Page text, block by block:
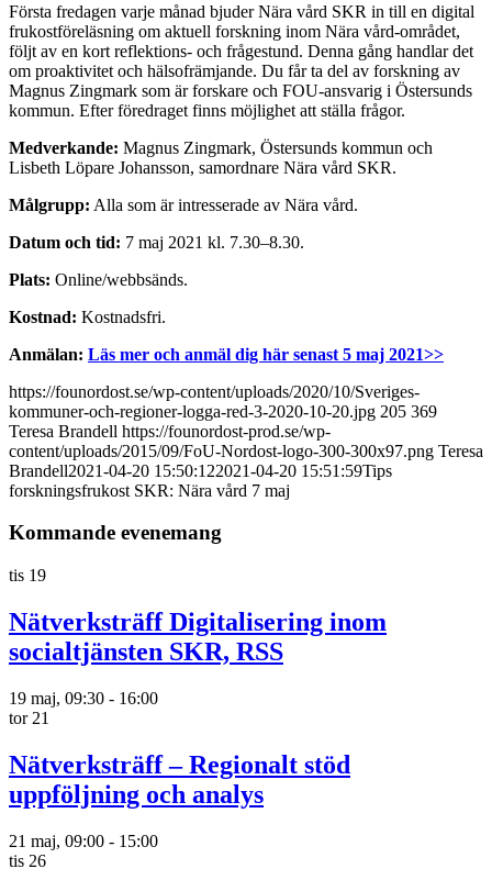
Första fredagen varje månad bjuder Nära vård SKR in till en digital
frukostföreläsning om aktuell forskning inom Nära vård-området,
följt av en kort reflektions- och frågestund. Denna gång handlar det
om proaktivitet och hälsofrämjande. Du får ta del av forskning av
Magnus Zingmark som är forskare och FOU-ansvarig i Östersunds
kommun. Efter föredraget finns möjlighet att ställa frågor.
Medverkande: Magnus Zingmark, Östersunds kommun och
Lisbeth Löpare Johansson, samordnare Nära vård SKR.
Målgrupp: Alla som är intresserade av Nära vård.
Datum och tid: 7 maj 2021 kl. 7.30–8.30.
Plats: Online/webbsänds.
Kostnad: Kostnadsfri.
Anmälan: Läs mer och anmäl dig här senast 5 maj 2021>>
https://founordost.se/wp-content/uploads/2020/10/Sveriges-
kommuner-och-regioner-logga-red-3-2020-10-20.jpg 205 369
Teresa Brandell https://founordost-prod.se/wp-
content/uploads/2015/09/FoU-Nordost-logo-300-300x97.png Teresa
Brandell2021-04-20 15:50:122021-04-20 15:51:59Tips
forskningsfrukost SKR: Nära vård 7 maj
Kommande evenemang
tis 19
Nätverksträff Digitalisering inom
socialtjänsten SKR, RSS
19 maj, 09:30 - 16:00
tor 21
Nätverksträff – Regionalt stöd
uppföljning och analys
21 maj, 09:00 - 15:00
tis 26